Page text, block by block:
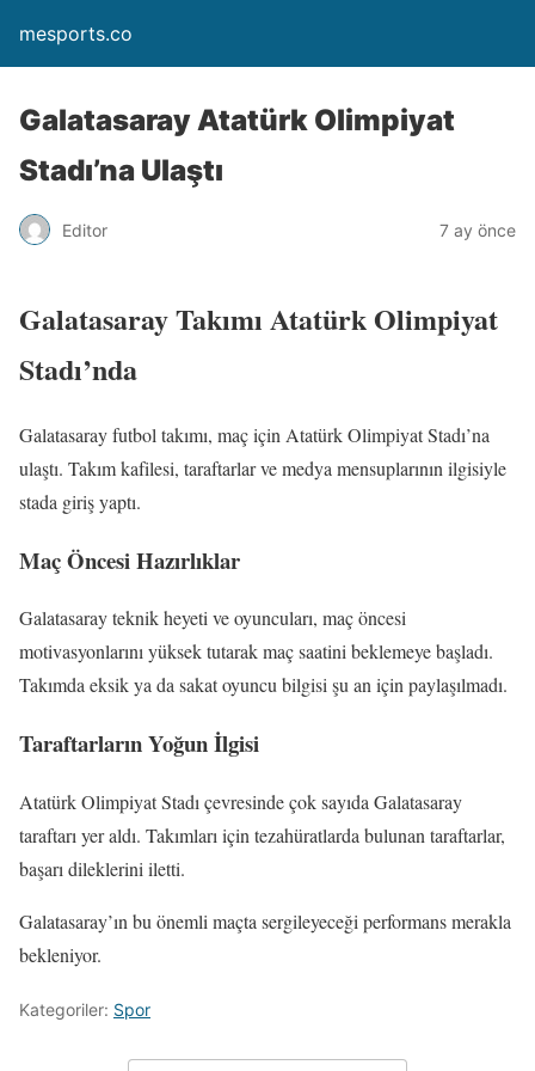
mesports.co
Galatasaray Atatürk Olimpiyat
Stadı’na Ulaştı
Editor 7 ay önce
Galatasaray Takımı Atatürk Olimpiyat
Stadı’nda
Galatasaray futbol takımı, maç için Atatürk Olimpiyat Stadı’na
ulaştı. Takım kafilesi, taraftarlar ve medya mensuplarının ilgisiyle
stada giriş yaptı.
Maç Öncesi Hazırlıklar
Galatasaray teknik heyeti ve oyuncuları, maç öncesi
motivasyonlarını yüksek tutarak maç saatini beklemeye başladı.
Takımda eksik ya da sakat oyuncu bilgisi şu an için paylaşılmadı.
Taraftarların Yoğun İlgisi
Atatürk Olimpiyat Stadı çevresinde çok sayıda Galatasaray
taraftarı yer aldı. Takımları için tezahüratlarda bulunan taraftarlar,
başarı dileklerini iletti.
Galatasaray’ın bu önemli maçta sergileyeceği performans merakla
bekleniyor.
Kategoriler: Spor